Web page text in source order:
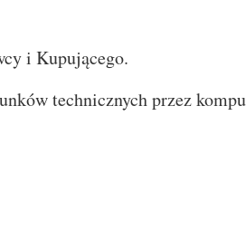
i Kupującego.
technicznych przez